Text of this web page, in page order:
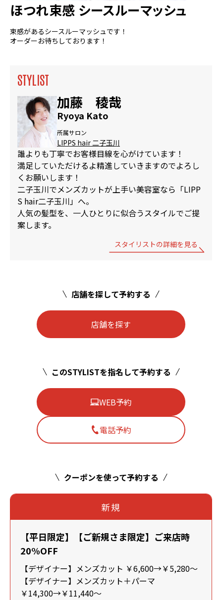
ほつれ束感 シースルーマッシュ
束感があるシースルーマッシュです！
オーダーお待ちしております！
STYLIST
加藤 稜哉
Ryoya Kato
所属サロン
LIPPS hair 二子玉川
誰よりも丁寧でお客様目線を心がけています！
満足していただけるよ精進していきますのでよろし
くお願いします！
二子玉川でメンズカットが上手い美容室なら「LIPP
S hair二子玉川」へ。
人気の髪型を、一人ひとりに似合うスタイルでご提
案します。
スタイリストの詳細を見る
店舗を探して予約する
店舗を探す
このSTYLISTを指名して予約する
WEB予約
電話予約
クーポンを使って予約する
新規
【平日限定】【ご新規さま限定】ご来店時
20%OFF
【デザイナー】メンズカット ￥6,600→￥5,280～
【デザイナー】メンズカット＋パーマ
￥14,300→￥11,440～